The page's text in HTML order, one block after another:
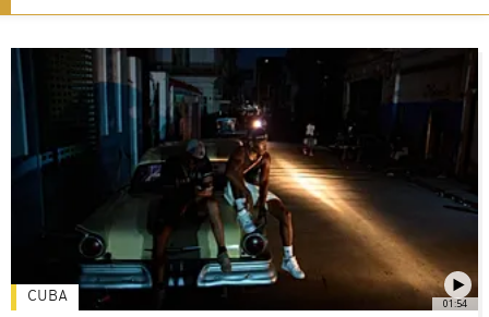
01:54
CUBA